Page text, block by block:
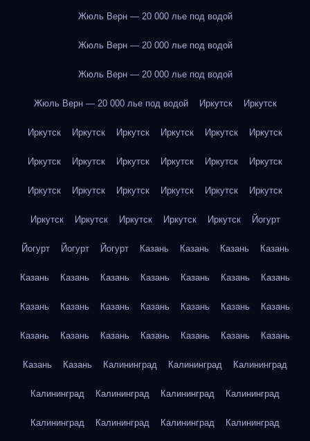
Жюль Верн — 20 000 лье под водой
Жюль Верн — 20 000 лье под водой
Жюль Верн — 20 000 лье под водой
Жюль Верн — 20 000 лье под водой Иркутск Иркутск
Иркутск Иркутск Иркутск Иркутск Иркутск Иркутск
Иркутск Иркутск Иркутск Иркутск Иркутск Иркутск
Иркутск Иркутск Иркутск Иркутск Иркутск Иркутск
Иркутск Иркутск Иркутск Иркутск Иркутск Йогурт
Йогурт Йогурт Йогурт Казань Казань Казань Казань
Казань Казань Казань Казань Казань Казань Казань
Казань Казань Казань Казань Казань Казань Казань
Казань Казань Казань Казань Казань Казань Казань
Казань Казань Калининград Калининград Калининград
Калининград Калининград Калининград Калининград
Калининград Калининград Калининград Калининград